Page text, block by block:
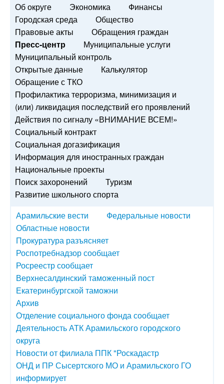
Об округе Экономика
Финансы
Городская среда
Общество
Правовые акты
Обращения граждан
Пресс-центр
Муниципальные услуги
Муниципальный контроль
Открытые данные
Калькулятор
Обращение с ТКО
Профилактика терроризма, минимизация и
(или) ликвидация последствий его проявлений
Действия по сигналу «ВНИМАНИЕ ВСЕМ!»
Социальный контракт
Социальная догазификация
Информация для иностранных граждан
Национальные проекты
Поиск захоронений
Туризм
Развитие школьного спорта
Арамильские вести
Федеральные новости
Областные новости
Прокуратура разъясняет
Роспотребнадзор сообщает
Росреестр сообщает
Верхнесалдинский таможенный пост
Екатеринбургской таможни
Архив
Отделение социального фонда сообщает
Деятельность АТК Арамильского городского
округа
Новости от филиала ППК "Роскадастр
ОНД и ПР Сысертского МО и Арамильского ГО
информирует